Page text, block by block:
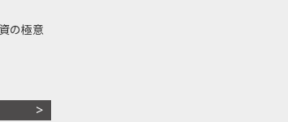
の極意